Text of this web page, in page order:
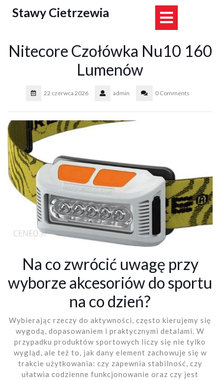
Stawy Cietrzewia
Nitecore Czołówka Nu10 160
Lumenów
22 czerwca 2026 admin 0 Comments
Na co zwrócić uwagę przy
wyborze akcesoriów do sportu
na co dzień?
Wybierając rzeczy do aktywności, często kierujemy się
wygodą, dopasowaniem i praktycznymi detalami. W
przypadku produktów sportowych liczy się nie tylko
wygląd, ale też to, jak dany element zachowuje się w
trakcie użytkowania: czy zapewnia stabilność, czy
ułatwia codzienne funkcjonowanie oraz czy jest